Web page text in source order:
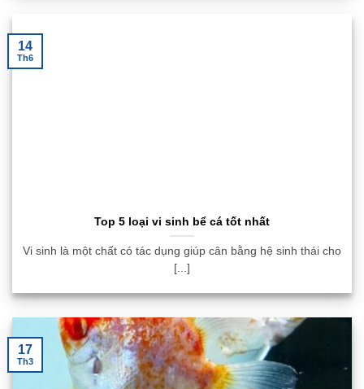
Top 5 loại vi sinh bể cá tốt nhất
Vi sinh là một chất có tác dụng giúp cân bằng hệ sinh thái cho
[...]
14
Th6
17
Th3